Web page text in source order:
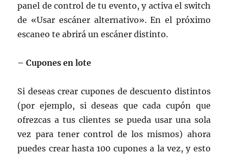
panel de control de tu evento, y activa el switch
de «Usar escáner alternativo». En el próximo
escaneo te abrirá un escáner distinto.
– Cupones en lote
Si deseas crear cupones de descuento distintos
(por ejemplo, si deseas que cada cupón que
ofrezcas a tus clientes se pueda usar una sola
vez para tener control de los mismos) ahora
puedes crear hasta 100 cupones a la vez, y esto